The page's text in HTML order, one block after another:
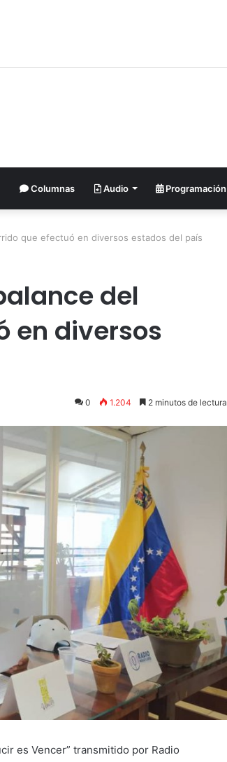
la filtración sobre las reservas de municiones
Columnas Audio Programación
que efectuó en diversos estados del país
del
en diversos
0 1.204 2 minutos de lectura
es Vencer” transmitido por Radio